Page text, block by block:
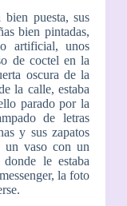
puesta, sus
bien pintadas,
artificial, unos
de coctel en la
oscura de la
la calle, estaba
parado por la
de letras
y sus zapatos
un vaso con un
le estaba
la foto